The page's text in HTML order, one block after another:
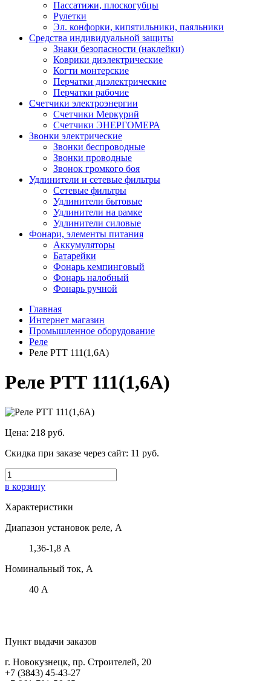
Пассатижи, плоскогубцы
Рулетки
Эл. конфорки, кипятильники, паяльники
Средства индивидуальной защиты
Знаки безопасности (наклейки)
Коврики диэлектрические
Когти монтерские
Перчатки диэлектрические
Перчатки рабочие
Счетчики электроэнергии
Счетчики Меркурий
Счетчики ЭНЕРГОМЕРА
Звонки электрические
Звонки беспроводные
Звонки проводные
Звонок громкого боя
Удлинители и сетевые фильтры
Сетевые фильтры
Удлинители бытовые
Удлинители на рамке
Удлинители силовые
Фонари, элементы питания
Аккумуляторы
Батарейки
Фонарь кемпинговый
Фонарь налобный
Фонарь ручной
Главная
Интернет магазин
Промышленное оборудование
Реле
Реле РТТ 111(1,6А)
Реле РТТ 111(1,6А)
Цена: 218 руб.
Скидка при заказе через сайт: 11 руб.
в корзину
Характеристики
Диапазон установок реле, А
1,36-1,8 А
Номинальный ток, А
40 А
Пункт выдачи заказов
г. Новокузнецк, пр. Строителей, 20
+7 (3843) 45-43-27